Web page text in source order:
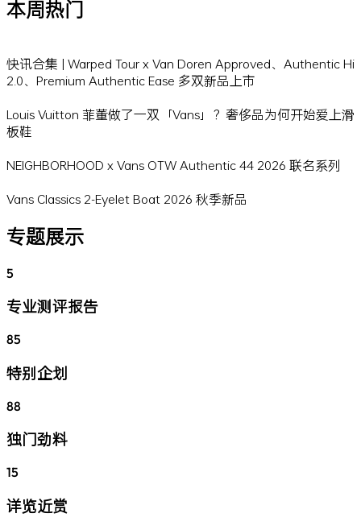
本周热门
快讯合集 | Warped Tour x Van Doren Approved、Authentic Hi
2.0、Premium Authentic Ease 多双新品上市
Louis Vuitton 菲董做了一双「Vans」？奢侈品为何开始爱上滑
板鞋
NEIGHBORHOOD x Vans OTW Authentic 44 2026 联名系列
Vans Classics 2-Eyelet Boat 2026 秋季新品
专题展示
5
专业测评报告
85
特别企划
88
独门劲料
15
详览近赏